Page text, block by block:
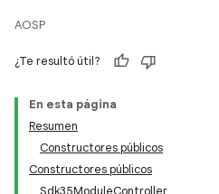
AOSP
¿Te resultó útil?
En esta página
Resumen
Constructores públicos
Constructores públicos
Sdk35ModuleController